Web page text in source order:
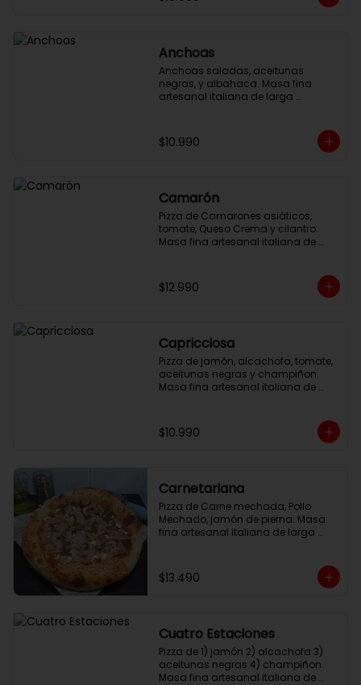
Anchoas
Anchoas saladas, aceitunas
negras, y albahaca. Masa fina
artesanal italiana de larga
$10.990
Camarón
Pizza de Camarones asiáticos,
tomate, Queso Crema y cilantro.
Masa fina artesanal italiana de
mozzarella.
$12.990
Capricciosa
Pizza de jamón, alcachofa, tomate,
aceitunas negras y champiñon.
Masa fina artesanal italiana de
mozzarella.
$10.990
Carnetariana
Pizza de Carne mechada, Pollo
Mechado, jamón de pierna. Masa
fina artesanal italiana de larga
$13.490
Cuatro Estaciones
Pizza de 1) jamón 2) alcachofa 3)
aceitunas negras 4) champiñon.
Masa fina artesanal italiana de